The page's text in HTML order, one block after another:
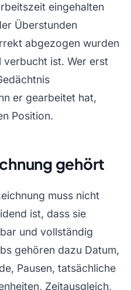
eingehalten
Überstunden
abgezogen wurden
verbucht ist. Wer erst
er gearbeitet hat,
Position.
gehört
muss nicht
ist, dass sie
und vollständig
gehören dazu Datum,
Pausen, tatsächliche
Zeitausgleich,